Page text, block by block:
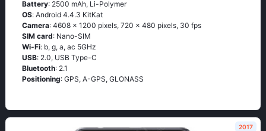
Battery: 2500 mAh, Li-Polymer
OS: Аndrоid 4.4.3 ΚitΚаt
Camera: 4608 x 1200 pixels, 720 x 480 pixels, 30 fps
SIM card: Nano-SIM
Wi-Fi: b, g, а, ас 5GНz
USB: 2.0, USB Type-C
Bluetooth: 2.1
Positioning: GРS, А-GРS, GLОΝАSS
2017